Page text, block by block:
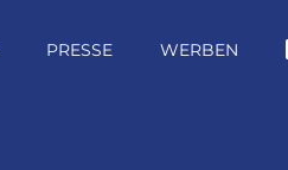
PRESSE WERBEN